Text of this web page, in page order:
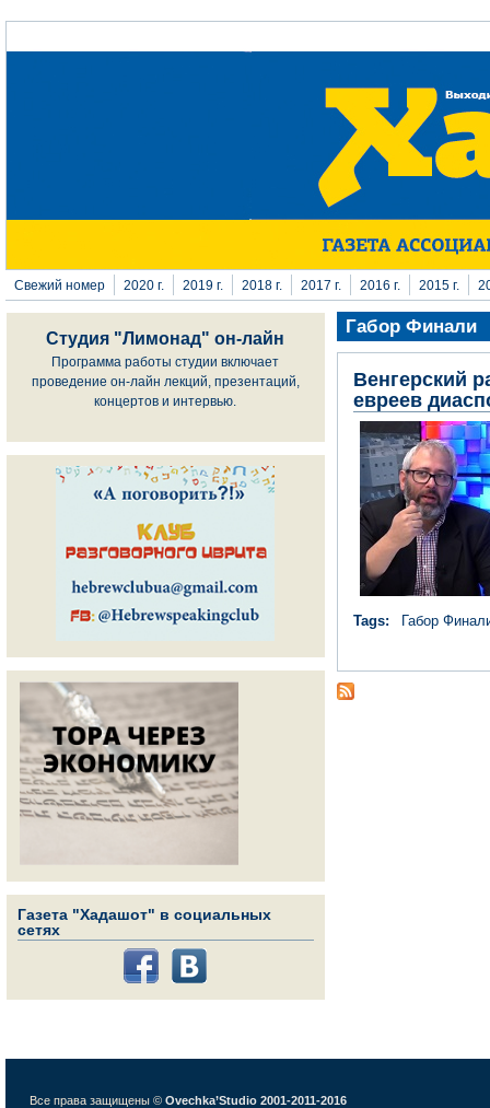
Перейти к основному содержанию
Свежий номер 2020 г. 2019 г. 2018 г. 2017 г. 2016 г. 2015 г.
Студия "Лимонад" он-лайн
Программа работы студии включает
проведение он-лайн лекций, презентаций,
концертов и интервью.
Газета "Хадашот" в социальных
сетях
Габор Финали
Венгерский
евреев
Tags: Габор
Все права защищены © Ovechka’Studio 2001-2011-2016